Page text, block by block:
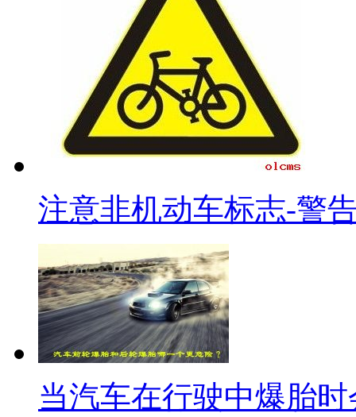
注意非机动车标志-警
当汽车在行驶中爆胎